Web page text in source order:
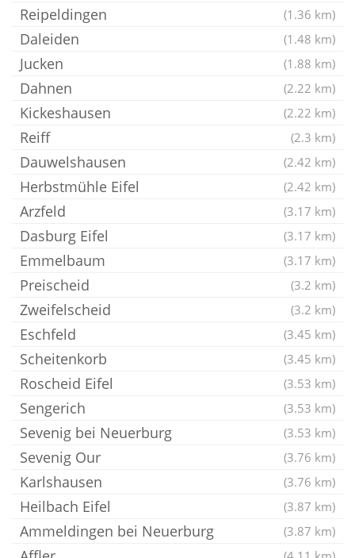
Reipeldingen (1.36 km)
Daleiden (1.48 km)
Jucken (1.88 km)
Dahnen (2.22 km)
Kickeshausen (2.22 km)
Reiff (2.3 km)
Dauwelshausen (2.42 km)
Herbstmühle Eifel (2.42 km)
Arzfeld (3.17 km)
Dasburg Eifel (3.17 km)
Emmelbaum (3.17 km)
Preischeid (3.2 km)
Zweifelscheid (3.2 km)
Eschfeld (3.45 km)
Scheitenkorb (3.45 km)
Roscheid Eifel (3.53 km)
Sengerich (3.53 km)
Sevenig bei Neuerburg (3.53 km)
Sevenig Our (3.76 km)
Karlshausen (3.76 km)
Heilbach Eifel (3.87 km)
Ammeldingen bei Neuerburg (3.87 km)